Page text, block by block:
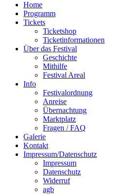
Home
Programm
Tickets
Ticketshop
Ticketinformationen
Über das Festival
Geschichte
Mithilfe
Festival Areal
Info
Festivalordnung
Anreise
Übernachtung
Marktplatz
Fragen / FAQ
Galerie
Kontakt
Impressum/Datenschutz
Impressum
Datenschutz
Widerruf
agb